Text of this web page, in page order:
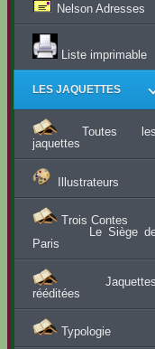
Nelson Adresses
Liste imprimable
LES JAQUETTES
Toutes les
jaquettes
Illustrateurs
Trois Contes
Le Siège
Paris
Jaquettes
rééditées
Typologie